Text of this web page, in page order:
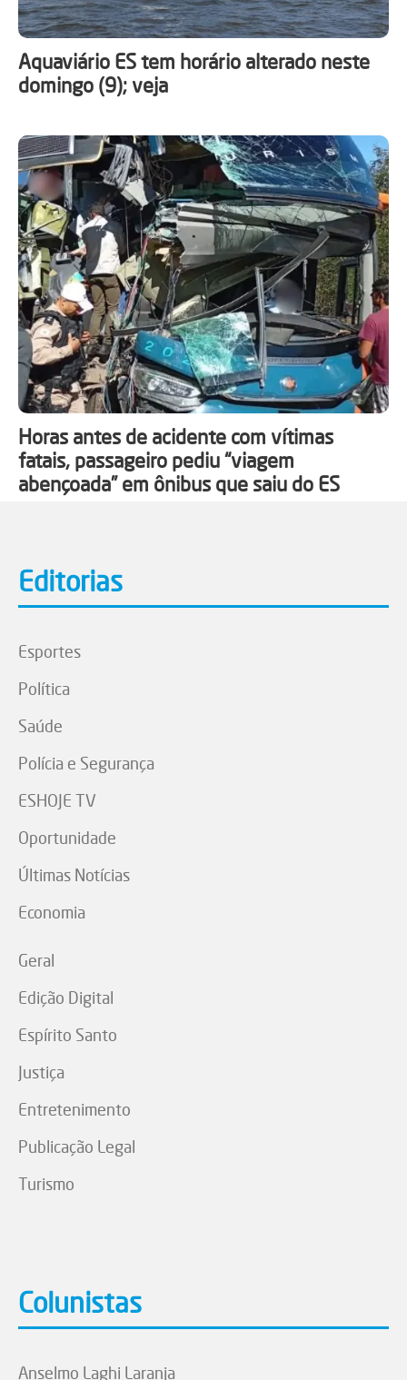
Aquaviário ES tem horário alterado neste
domingo (9); veja
Horas antes de acidente com vítimas
fatais, passageiro pediu “viagem
abençoada” em ônibus que saiu do ES
Editorias
Esportes
Política
Saúde
Polícia e Segurança
ESHOJE TV
Oportunidade
Últimas Notícias
Economia
Geral
Edição Digital
Espírito Santo
Justiça
Entretenimento
Publicação Legal
Turismo
Colunistas
Anselmo Laghi Laranja